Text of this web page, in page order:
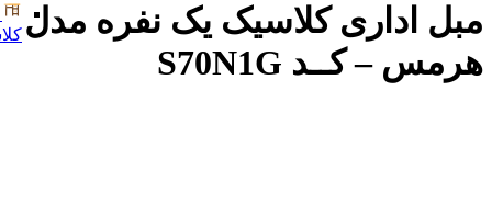
مبل اداری کلاسیک یک نفره مدل
هرمس – کــد S70N1G